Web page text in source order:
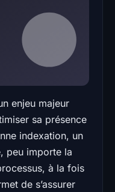
enjeu majeur
sa présence
indexation, un
peu importe la
à la fois
de s’assurer